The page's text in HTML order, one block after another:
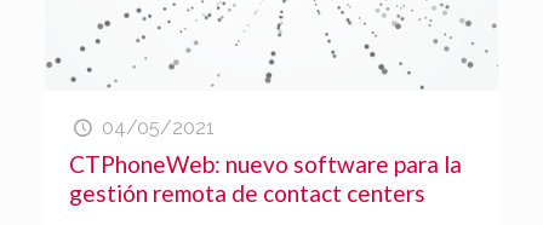
04/05/2021
CTPhoneWeb: nuevo software para la
gestión remota de contact centers